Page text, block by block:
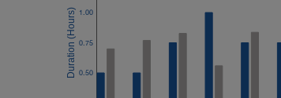
0.50
0.75
1.00